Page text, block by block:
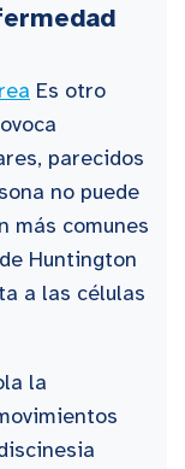
Es otro
parecidos
no puede
más comunes
Huntington
a las células
la